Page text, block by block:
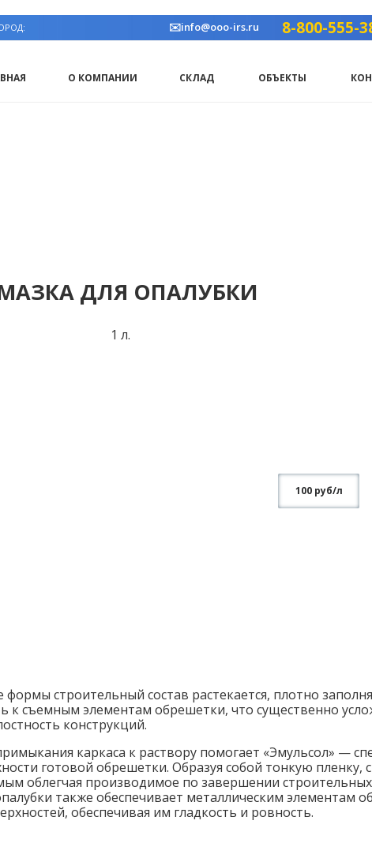
8-800-555-
✉️info@ooo-irs.ru
О КОМПАНИИ СКЛАД ОБЪЕКТЫ
ДОП.
ДЛЯ ОПАЛУБКИ
1 л.
100 руб/л
строительный состав растекается, плотно
к съемным элементам обрешетки, что существенно
конструкций.
каркаса к раствору помогает «Эмульсол» —
готовой обрешетки. Образуя собой тонкую пленку,
облегчая производимое по завершении
также обеспечивает металлическим элементам
обеспечивая им гладкость и ровность.